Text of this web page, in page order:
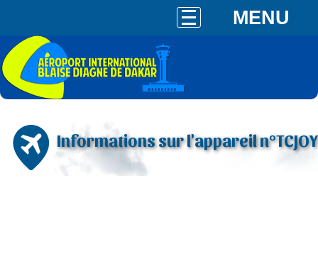
MENU
Informations sur l'appareil n°TCJOY